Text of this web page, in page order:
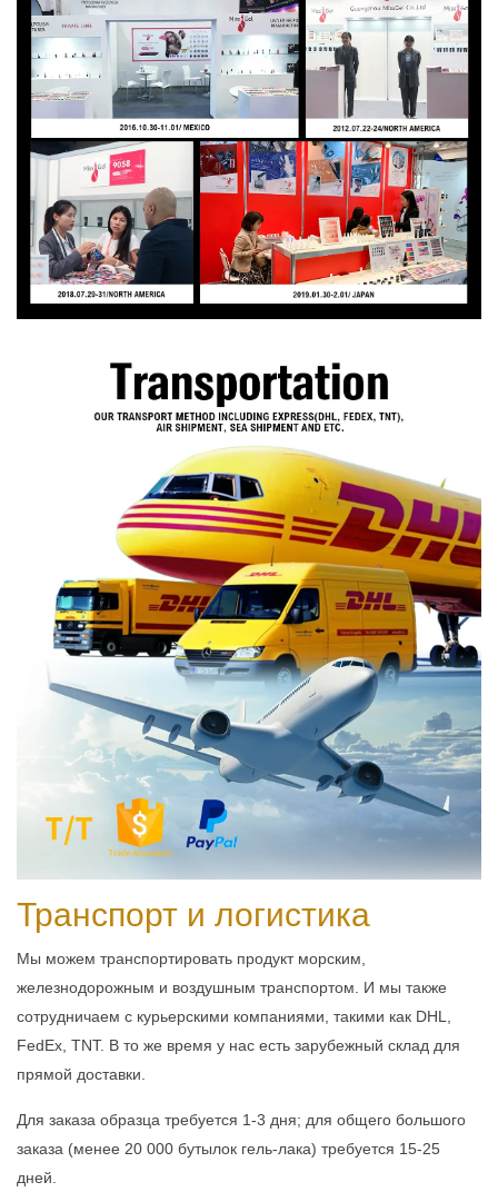
Транспорт и логистика
Мы можем транспортировать продукт морским,
железнодорожным и воздушным транспортом. И мы также
сотрудничаем с курьерскими компаниями, такими как DHL,
FedEx, TNT. В то же время у нас есть зарубежный склад для
прямой доставки.
Для заказа образца требуется 1-3 дня; для общего большого
заказа (менее 20 000 бутылок гель-лака) требуется 15-25
дней.